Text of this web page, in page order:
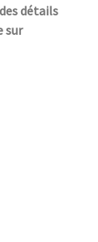
détails
sur